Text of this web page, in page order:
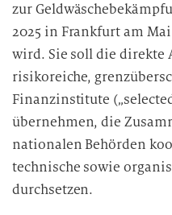
zur
2025 in Frankfurt am
wird. Sie soll die direkte
risikoreiche,
Finanzinstitute
übernehmen, die
nationalen Behörden
technische sowie
durchsetzen.